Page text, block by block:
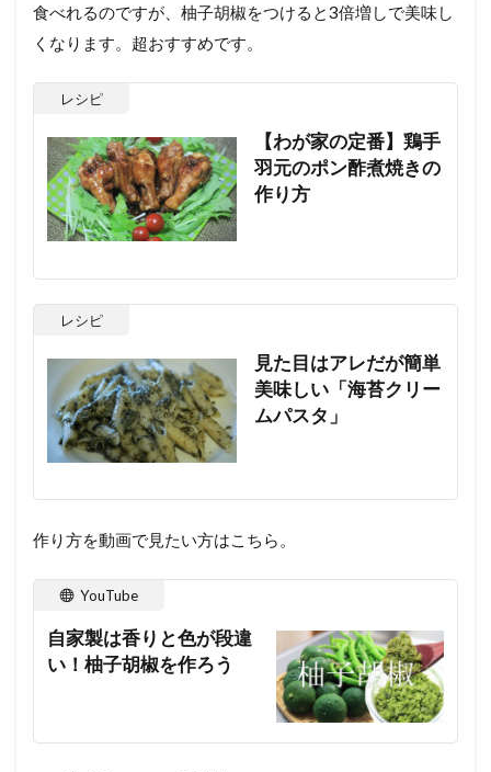
食べれるのですが、柚子胡椒をつけると3倍増しで美味し
くなります。超おすすめです。
レシピ
【わが家の定番】鶏手
羽元のポン酢煮焼きの
作り方
レシピ
見た目はアレだが簡単
美味しい「海苔クリー
ムパスタ」
作り方を動画で見たい方はこちら。
YouTube
自家製は香りと色が段違
い！柚子胡椒を作ろう